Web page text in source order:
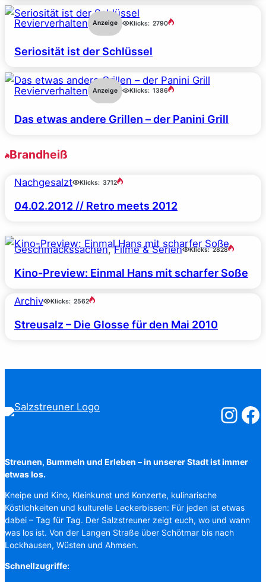
Revierverhalten Anzeige Klicks: 2790
Seriosität ist der Schlüssel
Revierverhalten Anzeige Klicks: 1386
Das etwas andere Grillen – der Panini Grill
Brandheiß
Nachgesalzt Klicks: 3712
04.02.2012 // Retro meets 2012
Geschmackssachen, Filme & Serien Klicks: 2828
Kino-Preview: Einmal Hans mit scharfer Soße
Archiv Klicks: 2562
Streusalz – Die Glosse für den Mai 2010
Streunen, Bummeln und Erleben – in unserer Stadt ist immer
etwas los.
Kneipe und Kino, Kleinkunst und Konzerte, kulinarische
Köstlichkeiten und kulturelle Leckerbissen: Für jeden ist etwas
dabei – Tag für Tag. Der Salzstreuner zeigt euch, wo und wann
was los ist. Von der Langen Straße über Schötmar bis nach
Lockhausen, Wüsten und Ahmsen.
Schnellzugriffe: